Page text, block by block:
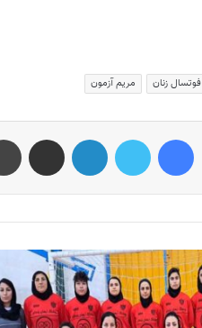
فوتسال زنان مریم آزمون